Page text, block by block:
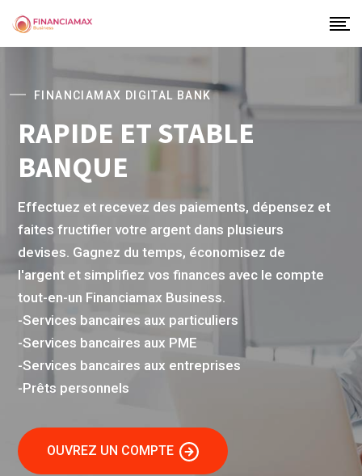
FINANCIAMAX DIGITAL BANK
RAPIDE ET STABLE
BANQUE
Effectuez et recevez des paiements, dépensez et
faites fructifier votre argent dans plusieurs
devises. Gagnez du temps, économisez de
l'argent et simplifiez vos finances avec le compte
tout-en-un Financiamax Business.
-Services bancaires aux particuliers
-Services bancaires aux PME
-Services bancaires aux entreprises
-Prêts personnels
OUVREZ UN COMPTE